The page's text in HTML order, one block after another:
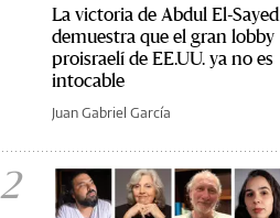
La victoria de Abdul El-Sayed
demuestra que el gran lobby
proisraelí de EE.UU. ya no es
intocable
Juan Gabriel García
2